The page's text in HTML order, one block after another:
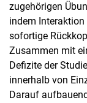
zugehörigen
indem
sofortige
Zusammen mit
Defizite der
innerhalb von
Darauf